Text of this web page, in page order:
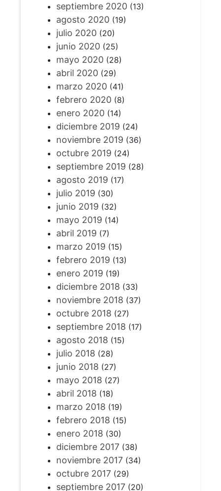
septiembre 2020(13)
agosto 2020(19)
julio 2020(20)
junio 2020(25)
mayo 2020(28)
abril 2020(29)
marzo 2020(41)
febrero 2020(8)
enero 2020(14)
diciembre 2019 (24)
noviembre 2019 (36)
octubre 2019 (24)
septiembre 2019 (28)
agosto 2019 (17)
julio 2019 (30)
junio 2019 (32)
mayo 2019 (14)
abril 2019 (7)
marzo 2019 (15)
febrero 2019 (13)
enero 2019 (19)
diciembre 2018 (33)
noviembre 2018 (37)
octubre 2018 (27)
septiembre 2018 (17)
agosto 2018 (15)
julio 2018 (28)
junio 2018 (27)
mayo 2018 (27)
abril 2018 (18)
marzo 2018 (19)
febrero 2018 (15)
enero 2018 (30)
diciembre 2017(38)
noviembre 2017(34)
octubre 2017(29)
septiembre 2017(20)